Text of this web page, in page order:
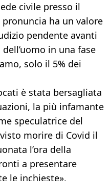
civile presso il
ha un valore
pendente avanti
in una fase
solo il 5% dei
è stata bersagliata
la più infamante
speculatrice del
morire di Covid il
l’ora della
a presentare
le inchieste».